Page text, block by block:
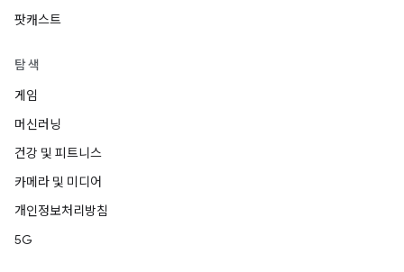
팟캐스트
탐색
게임
머신러닝
건강 및 피트니스
카메라 및 미디어
개인정보처리방침
5G